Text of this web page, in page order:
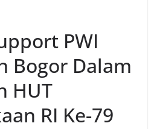
PWI
Bogor Dalam
HUT
RI Ke-79